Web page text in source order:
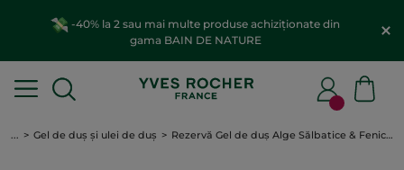
-40% la 2 sau mai multe produse achiziționate din
gama BAIN DE NATURE
... Gel de duș și ulei de duș Rezervă Gel de duș Alge Sălbatice & Fenicul Marin 600ml